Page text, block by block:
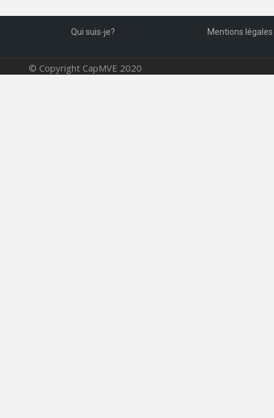
Qui suis-je? Mentions légales
© Copyright CapMVE 2020